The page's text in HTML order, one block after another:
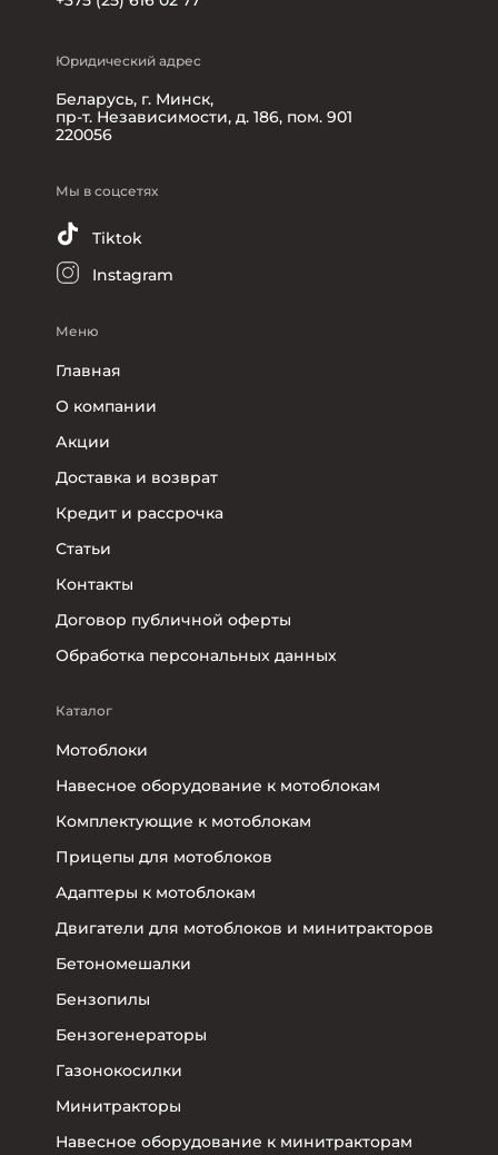
Юридический адрес
Беларусь, г. Минск,
пр-т. Независимости, д. 186, пом. 901
220056
Мы в соцсетях
Tiktok
Instagram
Меню
Главная
О компании
Акции
Доставка и возврат
Кредит и рассрочка
Статьи
Контакты
Договор публичной оферты
Обработка персональных данных
Каталог
Мотоблоки
Навесное оборудование к мотоблокам
Комплектующие к мотоблокам
Прицепы для мотоблоков
Адаптеры к мотоблокам
Двигатели для мотоблоков и минитракторов
Бетономешалки
Бензопилы
Бензогенераторы
Газонокосилки
Минитракторы
Навесное оборудование к минитракторам